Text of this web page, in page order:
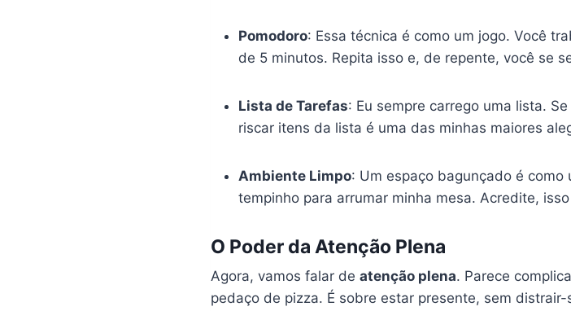
Pomodoro: Essa técnica é como um jogo. Você
de 5 minutos. Repita isso e, de repente, você se
Lista de Tarefas: Eu sempre carrego uma lista.
riscar itens da lista é uma das minhas maiores
Ambiente Limpo: Um espaço bagunçado é
tempinho para arrumar minha mesa. Acredite,
O Poder da Atenção Plena
Agora, vamos falar deatenção plena. Parece
pedaço de pizza. É sobre estar presente, sem